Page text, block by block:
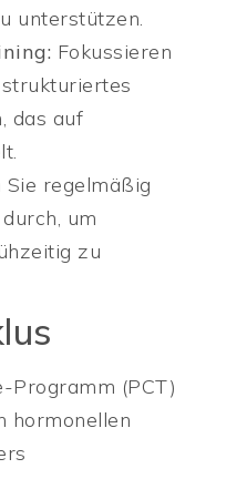
unterstützen.
Fokussieren
das auf
Sie regelmäßig
um
zu
Programm (PCT)
hormonellen